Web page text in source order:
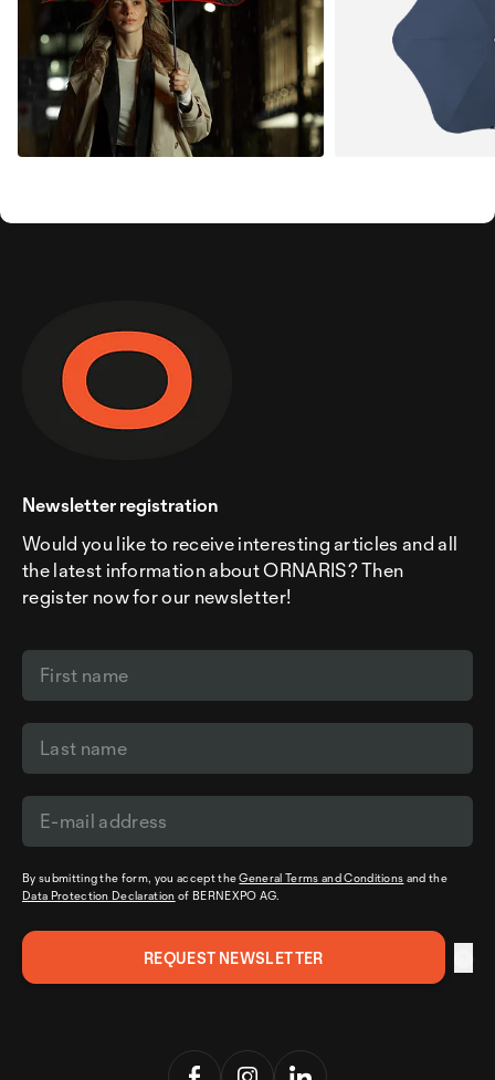
Newsletter registration
Would you like to receive interesting articles and all
the latest information about ORNARIS? Then
register now for our newsletter!
By submitting the form, you accept theGeneral Terms and Conditions and the
Data Protection Declaration of BERNEXPO AG.